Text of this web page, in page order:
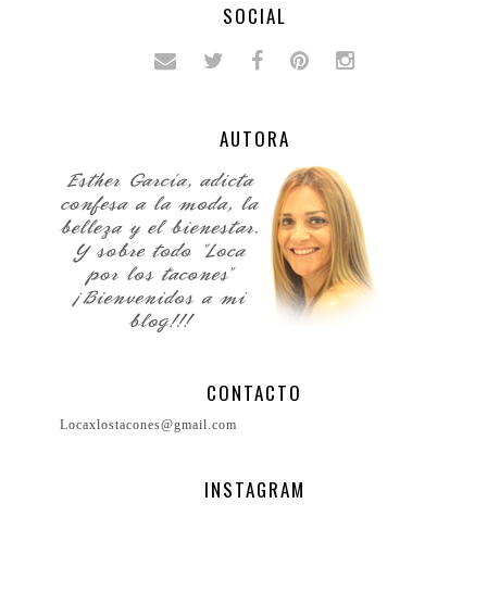
SOCIAL
AUTORA
CONTACTO
Locaxlostacones@gmail.com
INSTAGRAM